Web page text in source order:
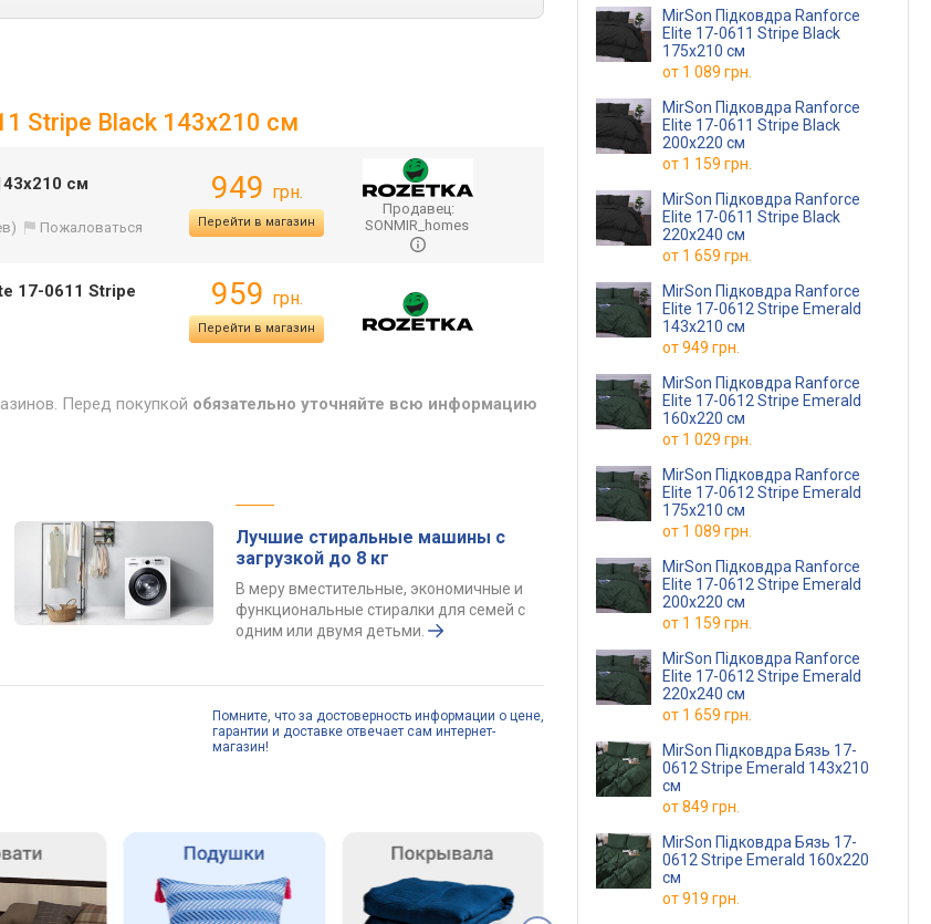
Stripe Black 143x210 см
см
Пожаловаться
949 грн.
Перейти в магазин
Продавец:
SONMIR_homes
17-0611 Stripe
959 грн.
Перейти в магазин
Перед покупкой обязательно уточняйте всю информацию
Лучшие стиральные машины с
загрузкой до 8 кг
В меру вместительные, экономичные и
функциональные стиралки для семей с
одним или двумя детьми.
Помните, что за достоверность информации о цене,
гарантии и доставке отвечает сам интернет-
магазин!
MirSon Підковдра Ranforce
Elite 17-0611 Stripe Black
175x210 см
от 1 089 грн.
MirSon Підковдра Ranforce
Elite 17-0611 Stripe Black
200x220 см
от 1 159 грн.
MirSon Підковдра Ranforce
Elite 17-0611 Stripe Black
220x240 см
от 1 659 грн.
MirSon Підковдра Ranforce
Elite 17-0612 Stripe Emerald
143x210 см
от949 грн.
MirSon Підковдра Ranforce
Elite 17-0612 Stripe Emerald
160x220 см
от 1 029 грн.
MirSon Підковдра Ranforce
Elite 17-0612 Stripe Emerald
175x210 см
от 1 089 грн.
MirSon Підковдра Ranforce
Elite 17-0612 Stripe Emerald
200x220 см
от 1 159 грн.
MirSon Підковдра Ranforce
Elite 17-0612 Stripe Emerald
220x240 см
от 1 659 грн.
MirSon Підковдра Бязь 17-
0612 Stripe Emerald 143x210
см
от849 грн.
MirSon Підковдра Бязь 17-
0612 Stripe Emerald 160x220
см
от919 грн.